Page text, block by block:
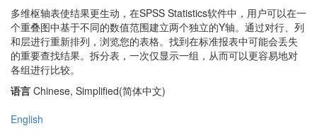
多维枢轴表使结果更生动，在SPSS Statistics软件中，用户可以在一
个重叠图中基于不同的数值范围建立两个独立的Y轴。通过对行、列
和层进行重新排列，浏览您的表格。找到在标准报表中可能会丢失
的重要查找结果。拆分表，一次仅显示一组，从而可以更容易地对
各组进行比较。
语言 Chinese, Simplified(简体中文)
English